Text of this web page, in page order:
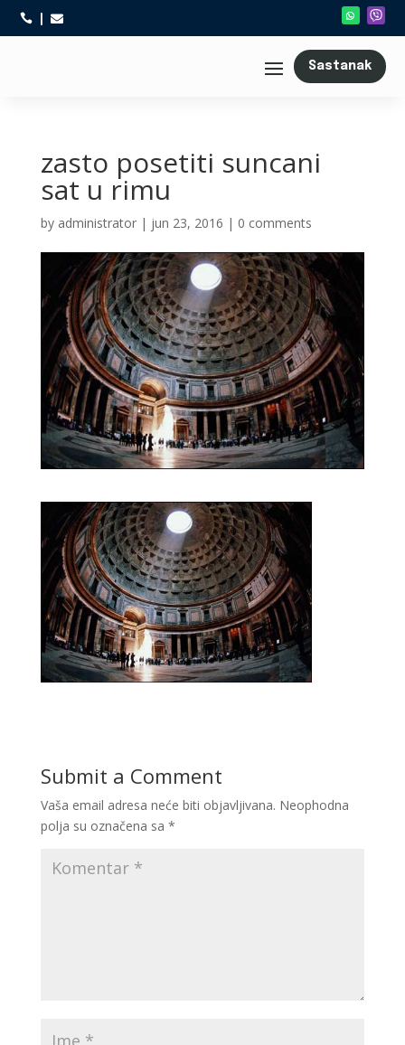
 
Sastanak
zasto posetiti suncani
sat u rimu
by administrator| jun 23, 2016 | 0 comments
Submit a Comment
Vaša email adresa neće biti objavljivana. Neophodna
polja su označena sa *